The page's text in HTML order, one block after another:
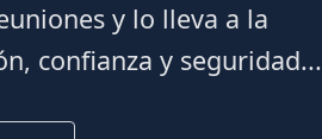
y lo lleva a la
confianza y seguridad...